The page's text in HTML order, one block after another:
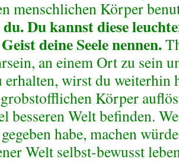
menschlichen Körper
Du kannst diese
deine Seele nennen.
an einem Ort zu sein
erhalten, wirst du weiterhin
Körper
besseren Welt befinden.
habe, machen
Welt selbst-bewusst